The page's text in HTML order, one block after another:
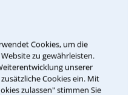
Cookies, um die
zu gewährleisten.
unserer
Cookies ein. Mit
zulassen" stimmen Sie